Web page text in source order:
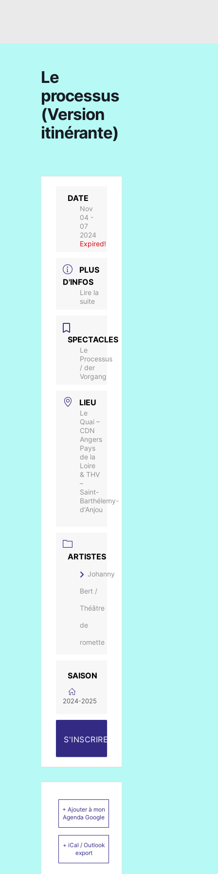
Le
processus
(Version
itinérante)
DATE
Nov
04 -
07
2024
Expired!
PLUS
D'INFOS
Lire la
suite
SPECTACLES
Le
Processus
/ der
Vorgang
LIEU
Le
Quai –
CDN
Angers
Pays
de la
Loire
& THV
–
Saint-
Barthélemy-
d'Anjou
ARTISTES
Johanny
Bert /
Théâtre
de
romette
SAISON
2024-2025
S'INSCRIRE
+ Ajouter à mon
Agenda Google
+ iCal / Outlook
export